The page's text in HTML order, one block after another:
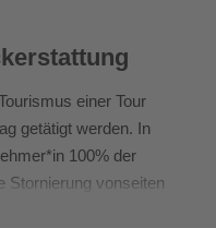
einer Tour
getätigt werden. In
100% der
Stornierung vonseiten
der Tour nach 16.00